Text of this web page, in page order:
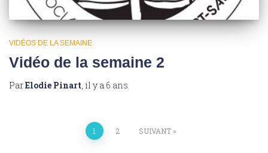
VIDÉOS DE LA SEMAINE
Vidéo de la semaine 2
ParElodie Pinart , il y a 6 ans
1 2 SUIVANT